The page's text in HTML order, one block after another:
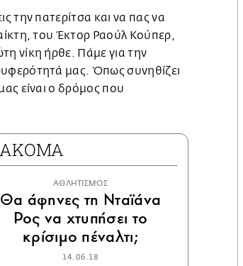
την πατερίτσα και να πας να
του Έκτορ Ραούλ Κούπερ,
νίκη ήρθε. Πάμε για την
μας. Όπως συνηθίζει
είναι ο δρόμος που
ΑΚΟΜΑ
ΑΘΛΗΤΙΣΜΟΣ
Θα άφηνες τη Νταϊάνα
Ρος να χτυπήσει το
κρίσιμο πέναλτι;
14.06.18